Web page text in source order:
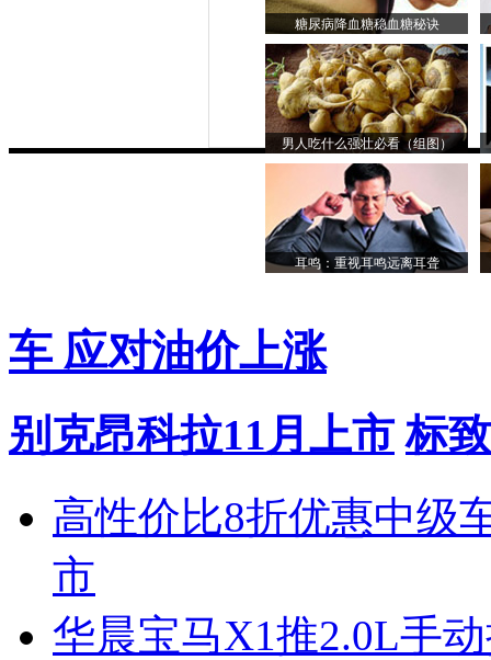
糖尿病降血糖稳血糖秘诀
男人吃什么强壮必看（组图）
耳鸣：重视耳鸣远离耳聋
车 应对油价上涨
别克昂科拉11月上市 标
高性价比8折优惠中级
市
华晨宝马X1推2.0L手